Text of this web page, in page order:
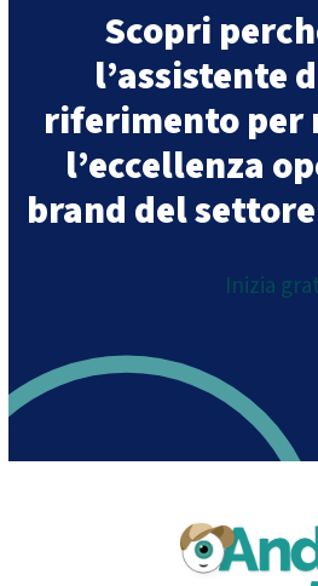
Scopri
l’assistente
riferimento per
l’eccellenza
brand del
Inizia